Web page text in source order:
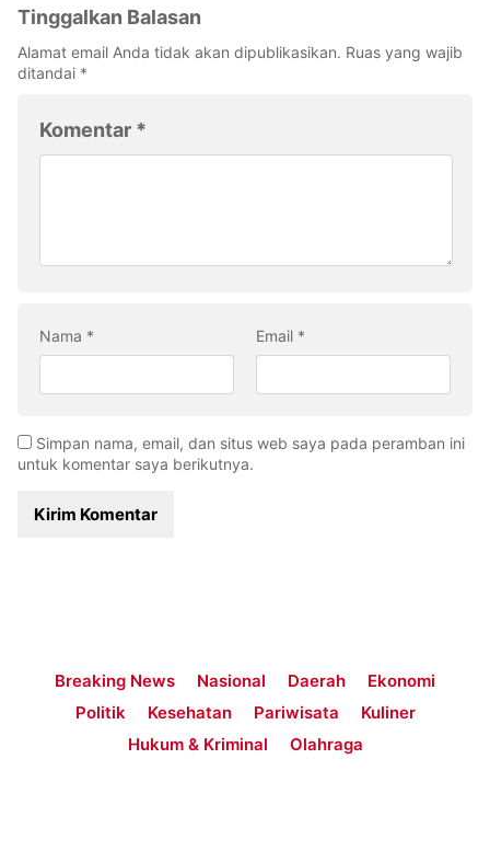
Tinggalkan Balasan
Alamat email Anda tidak akan dipublikasikan. Ruas yang wajib
ditandai *
Komentar *
Nama * Email *
Simpan nama, email, dan situs web saya pada peramban ini
untuk komentar saya berikutnya.
Breaking News Nasional Daerah
Ekonomi
Politik
Kesehatan Pariwisata
Kuliner
Hukum & Kriminal
Olahraga